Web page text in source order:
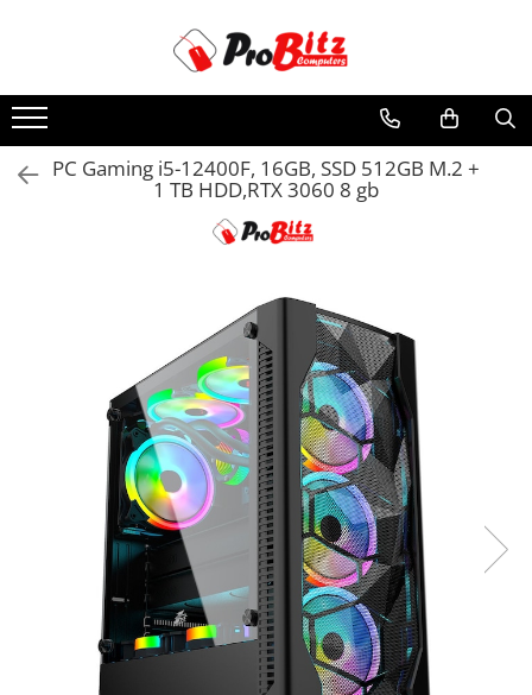
Laptopuri si accesorii
Laptopuri
Hard Disk-uri laptop
Baterii laptop
Componente REFURBISHED Laptop
Hard Disk-uri Refurbished
Accesorii Laptop
Docking stations
Genti Laptop
Incarcatoare laptop
Incarcatoare laptop refurbished
Standuri și Coolere Laptop
PC Gaming i5-12400F, 16GB, SSD 512GB M.2 +
1 TB HDD,RTX 3060 8 gb